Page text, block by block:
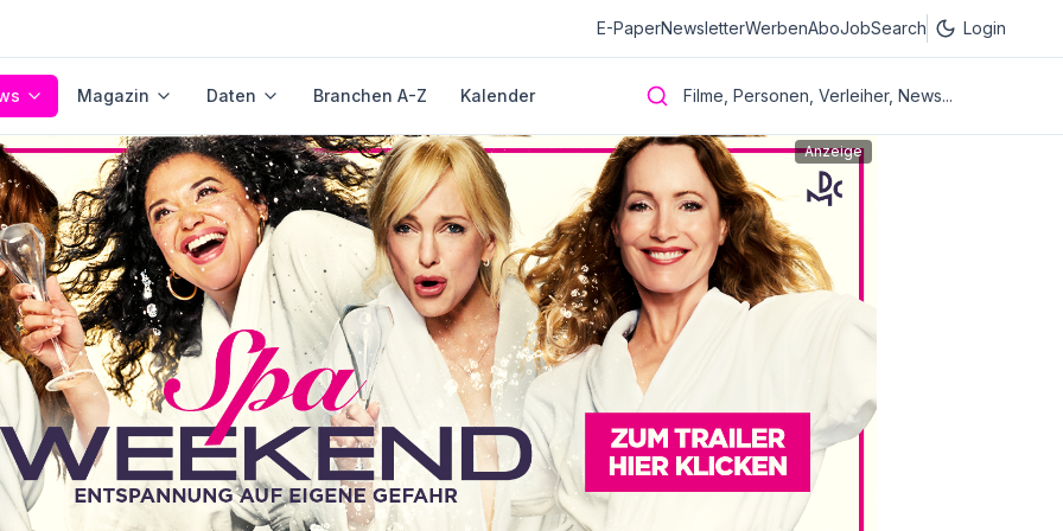
E-PaperNewsletterWerbenAboJobSearch Login
Magazin Daten Branchen A-Z Kalender Filme, Personen, Verleiher, News...
Anzeige